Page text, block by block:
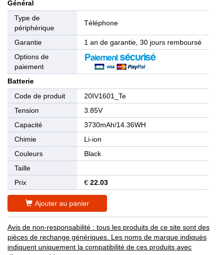
Général
Type de
périphérique
Téléphone
Garantie
1 an de garantie, 30 jours remboursé
Options de
paiement
Batterie
Code de produit
20IV1601_Te
Tension
3.85V
Capacité
3730mAh/14.36WH
Chimie
Li-ion
Couleurs
Black
Taille
Prix
€ 22.03
Ajouter au panier
Avis de non-responsabilité : tous les produits de ce site sont des
pièces de rechange génériques. Les noms de marque indiqués
indiquent uniquement la compatibilité de ces produits avec